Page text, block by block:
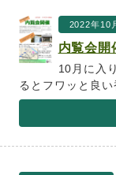
2022年10
内覧会開
10月に入
るとフワッと良